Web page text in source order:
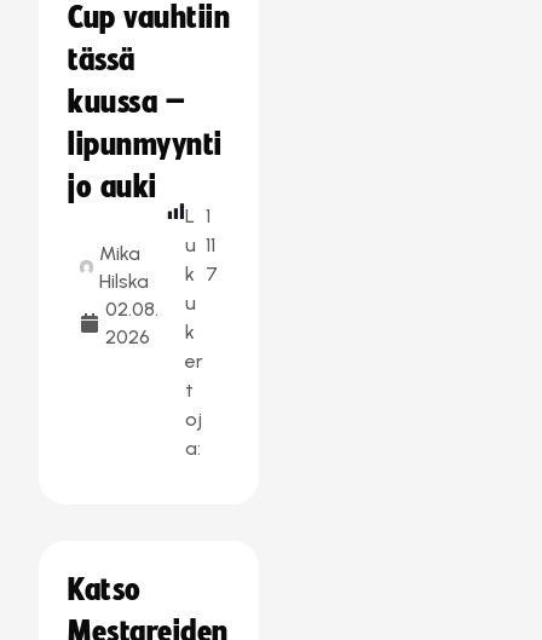
Cup vauhtiin
tässä
kuussa –
lipunmyynti
jo auki
Mika
Hilska
02.08.
2026
L
u
k
u
k
er
t
oj
a:
1
11
7
Katso
Mestareiden